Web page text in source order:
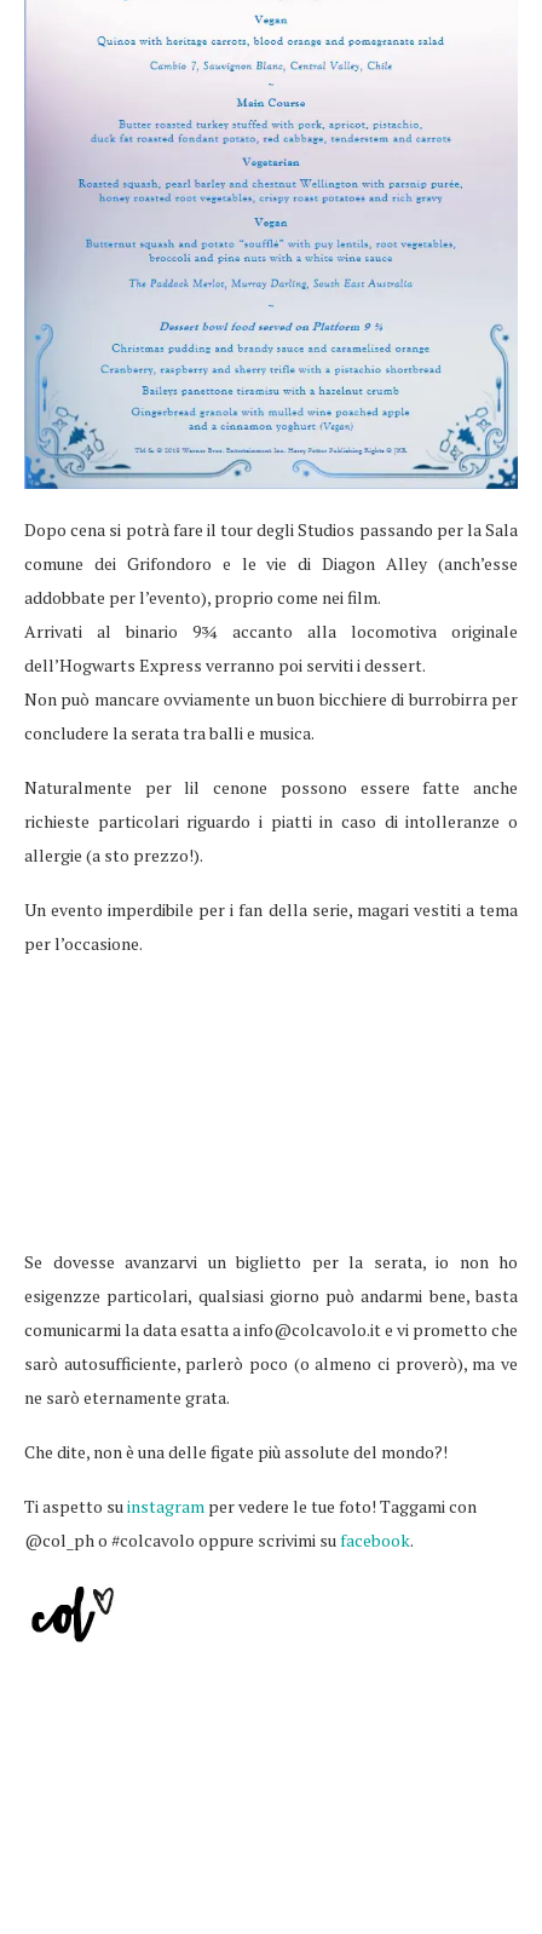
Dopo cena si potrà fare il tour degli Studios passando per la Sala
comune dei Grifondoro e le vie di Diagon Alley (anch’esse
addobbate per l’evento), proprio come nei film.
Arrivati al binario 9¾ accanto alla locomotiva originale
dell’Hogwarts Express verranno poi serviti i dessert.
Non può mancare ovviamente un buon bicchiere di burrobirra per
concludere la serata tra balli e musica.
Naturalmente per lil cenone possono essere fatte anche
richieste particolari riguardo i piatti in caso di intolleranze o
allergie (a sto prezzo!).
Un evento imperdibile per i fan della serie, magari vestiti a tema
per l’occasione.
Se dovesse avanzarvi un biglietto per la serata, io non ho
esigenzze particolari, qualsiasi giorno può andarmi bene, basta
comunicarmi la data esatta a info@colcavolo.it e vi prometto che
sarò autosufficiente, parlerò poco (o almeno ci proverò), ma ve
ne sarò eternamente grata.
Che dite, non è una delle figate più assolute del mondo?!
Ti aspetto su instagram per vedere le tue foto! Taggami con
@col_ph o #colcavolo oppure scrivimi su facebook.